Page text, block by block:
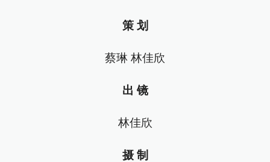
策 划
蔡琳 林佳欣
出 镜
林佳欣
摄 制